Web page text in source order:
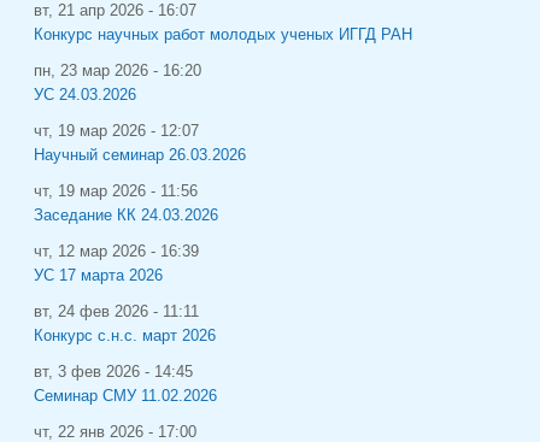
вт, 21 апр 2026 - 16:07
Конкурс научных работ молодых ученых ИГГД РАН
пн, 23 мар 2026 - 16:20
УС 24.03.2026
чт, 19 мар 2026 - 12:07
Научный семинар 26.03.2026
чт, 19 мар 2026 - 11:56
Заседание КК 24.03.2026
чт, 12 мар 2026 - 16:39
УС 17 марта 2026
вт, 24 фев 2026 - 11:11
Конкурс с.н.с. март 2026
вт, 3 фев 2026 - 14:45
Семинар СМУ 11.02.2026
чт, 22 янв 2026 - 17:00